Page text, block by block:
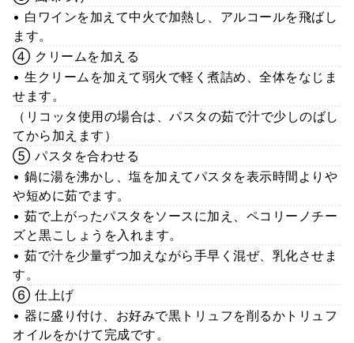
• 白ワインを加えて中火で加熱し、アルコールを飛ばし
ます。
④ クリームを加える
• 生クリームを加えて弱火で軽く煮詰め、全体をなじま
せます。
（リコッタ使用の場合は、パスタの茹で汁で少しのばし
てから加えます）
⑤ パスタを合わせる
• 鍋に湯を沸かし、塩を加えてパスタを表示時間よりや
や短めに茹でます。
• 茹で上がったパスタをソースに加え、ペコリーノチー
ズと黒こしょうを入れます。
• 茹で汁を少量ずつ加えながら手早く混ぜ、乳化させま
す。
⑥ 仕上げ
• 器に盛り付け、お好みで黒トリュフを削るかトリュフ
オイルをかけて完成です。